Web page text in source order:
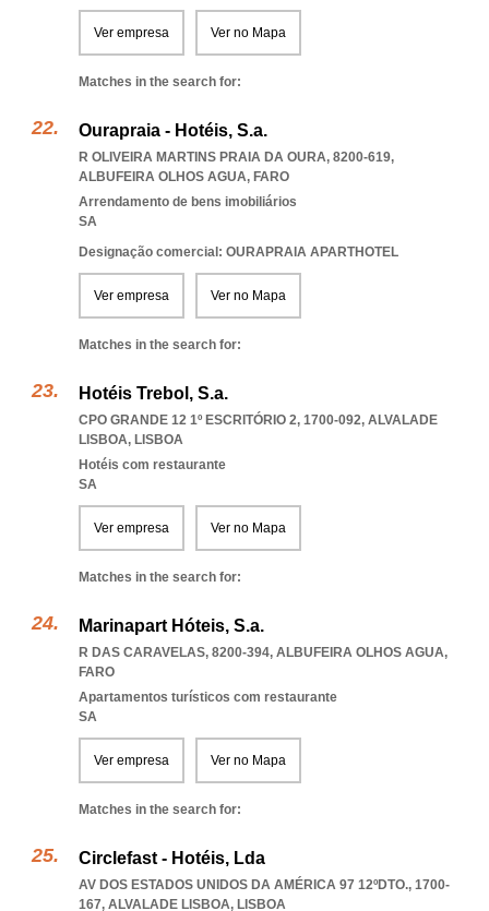
Ver empresa Ver no Mapa
Matches in the search for:
Ourapraia - Hotéis, S.a.
R OLIVEIRA MARTINS PRAIA DA OURA, 8200-619,
ALBUFEIRA OLHOS AGUA, FARO
Arrendamento de bens imobiliários
SA
Designação comercial: OURAPRAIA APARTHOTEL
Ver empresa Ver no Mapa
Matches in the search for:
Hotéis Trebol, S.a.
CPO GRANDE 12 1º ESCRITÓRIO 2, 1700-092, ALVALADE
LISBOA, LISBOA
Hotéis com restaurante
SA
Ver empresa Ver no Mapa
Matches in the search for:
Marinapart Hóteis, S.a.
R DAS CARAVELAS, 8200-394, ALBUFEIRA OLHOS AGUA,
FARO
Apartamentos turísticos com restaurante
SA
Ver empresa Ver no Mapa
Matches in the search for:
Circlefast - Hotéis, Lda
AV DOS ESTADOS UNIDOS DA AMÉRICA 97 12ºDTO., 1700-
167, ALVALADE LISBOA, LISBOA